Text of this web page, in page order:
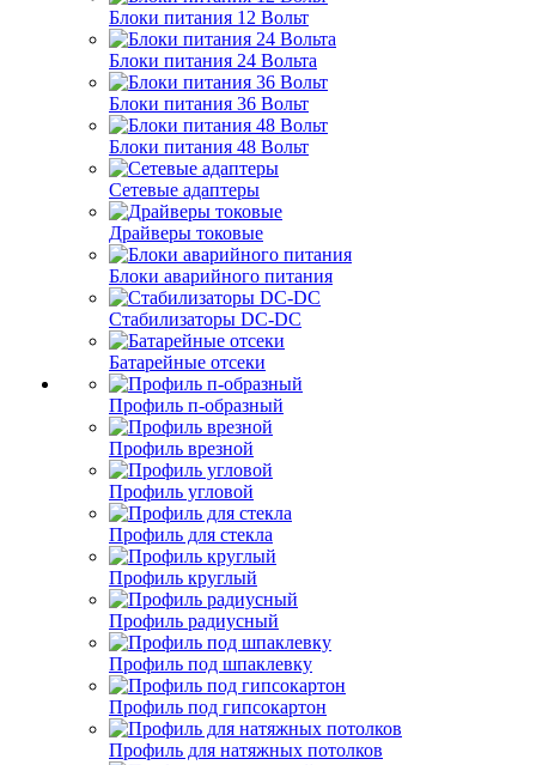
Блоки питания 12 Вольт
Блоки питания 24 Вольта
Блоки питания 36 Вольт
Блоки питания 48 Вольт
Сетевые адаптеры
Драйверы токовые
Блоки аварийного питания
Стабилизаторы DC-DC
Батарейные отсеки
Профиль п-образный
Профиль врезной
Профиль угловой
Профиль для стекла
Профиль круглый
Профиль радиусный
Профиль под шпаклевку
Профиль под гипсокартон
Профиль для натяжных потолков